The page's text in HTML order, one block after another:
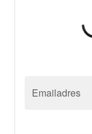
Emailadres